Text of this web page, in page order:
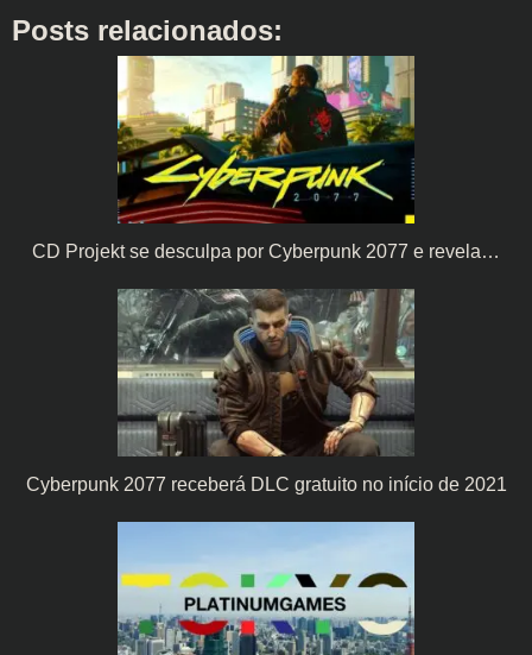
Posts relacionados:
CD Projekt se desculpa por Cyberpunk 2077 e revela…
Cyberpunk 2077 receberá DLC gratuito no início de 2021